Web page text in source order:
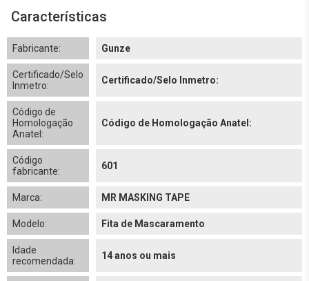
Características
Fabricante: Gunze
Certificado/Selo
Inmetro:
Certificado/Selo Inmetro:
Código de
Homologação
Anatel:
Código de Homologação Anatel:
Código
fabricante:
601
Marca: MR MASKING TAPE
Modelo: Fita de Mascaramento
Idade
recomendada:
14 anos ou mais